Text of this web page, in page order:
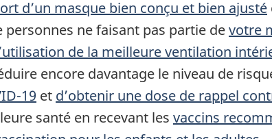
d’un masque bien conçu et bien ajusté
ne faisant pas partie devotre
de la meilleure ventilation
encore davantage le niveau de
19 et d’obtenir une dose de rappel
santé en recevant les vaccins